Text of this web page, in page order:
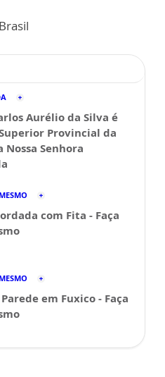
Aurélio da Silva é
Provincial da
Nossa Senhora
com Fita - Faça
em Fuxico - Faça